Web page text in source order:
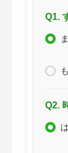
Q1.
Q2.